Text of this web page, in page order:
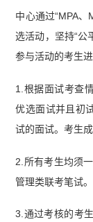
中心通过“MPA
选活动，坚持“公
参与活动的考生
1.根据面试考查
优选面试并且初
试的面试。考生
2.所有考生均须
管理类联考笔试。
3.通过考核的考